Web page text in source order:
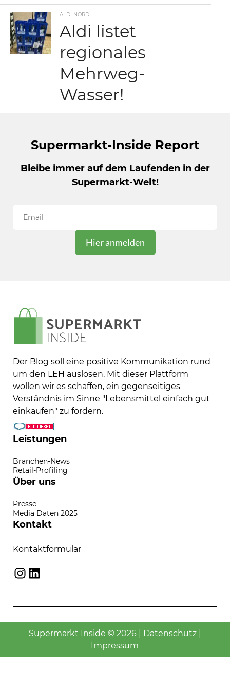
ALDI NORD
Aldi listet
regionales
Mehrweg-
Wasser!
Supermarkt-Inside Report
Bleibe immer auf dem Laufenden in der
Supermarkt-Welt!
Der Blog soll eine positive Kommunikation rund
um den LEH auslösen. Mit dieser Plattform
wollen wir es schaffen, ein gegenseitiges
Verständnis im Sinne "Lebensmittel einfach gut
einkaufen" zu fördern.
Leistungen
Branchen-News
Retail-Profiling
Über uns
Presse
Media Daten 2025
Kontakt
Kontaktformular
Instagram
LinkedIn
Supermarkt Inside © 2026 | Datenschutz|
Impressum